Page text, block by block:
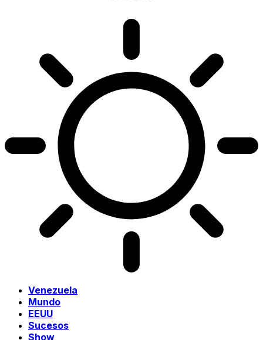
Venezuela
Mundo
EEUU
Sucesos
Show